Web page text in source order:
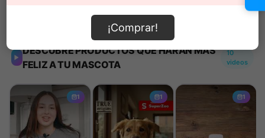
Información de envío
¡Comprar!